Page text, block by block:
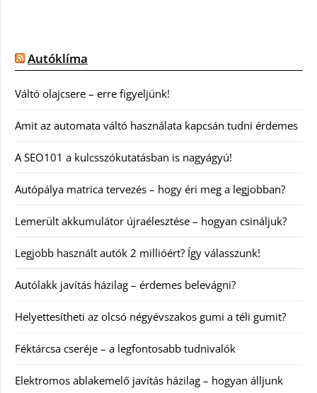
Autóklíma
Váltó olajcsere – erre figyeljünk!
Amit az automata váltó használata kapcsán tudni érdemes
A SEO101 a kulcsszókutatásban is nagyágyú!
Autópálya matrica tervezés – hogy éri meg a legjobban?
Lemerült akkumulátor újraélesztése – hogyan csináljuk?
Legjobb használt autók 2 millióért? Így válasszunk!
Autólakk javítás házilag – érdemes belevágni?
Helyettesítheti az olcsó négyévszakos gumi a téli gumit?
Féktárcsa cseréje – a legfontosabb tudnivalók
Elektromos ablakemelő javítás házilag – hogyan álljunk